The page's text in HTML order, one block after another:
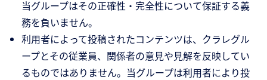
当グループはその正確性・完全性について保証する義
務を負いません。
利用者によって投稿されたコンテンツは、クラレグル
ープとその従業員、関係者の意見や見解を反映してい
るものではありません。当グループは利用者により投